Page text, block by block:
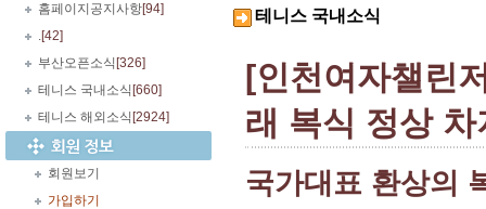
홈페이지공지사항[94]
.[42]
부산오픈소식 [326]
테니스 국내소식 [660]
테니스 해외소식 [2924]
회원보기
가입하기
테니스 국내소식
[인천여자챌린
래 복식 정상 차
국가대표 환상의